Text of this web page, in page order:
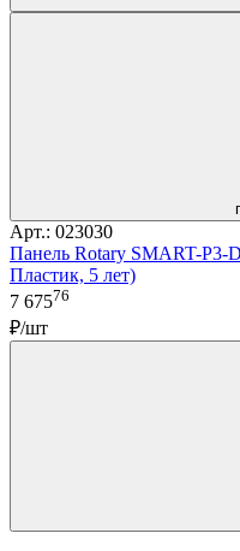
Арт.: 023030
Панель Rotary SMART-P3-
Пластик, 5 лет)
7 67576
₽/шт